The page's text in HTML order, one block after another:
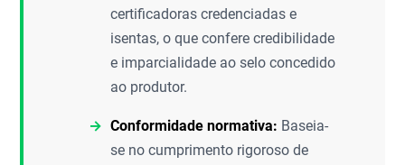
certificadoras credenciadas e
isentas, o que confere credibilidade
e imparcialidade ao selo concedido
ao produtor.
Conformidade normativa: Baseia-
se no cumprimento rigoroso de